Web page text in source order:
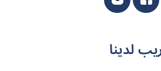
لدينا